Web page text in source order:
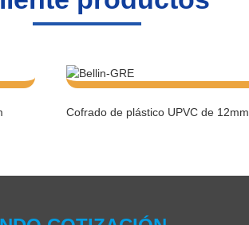
Cofrado de plástico UPVC de 12mm